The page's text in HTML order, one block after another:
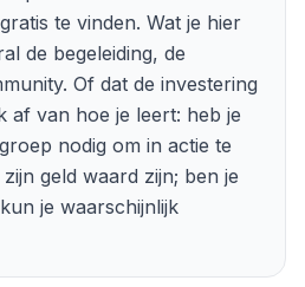
te vinden. Wat je hier
de begeleiding, de
Of dat de investering
af van hoe je leert: heb je
nodig om in actie te
geld waard zijn; ben je
je waarschijnlijk